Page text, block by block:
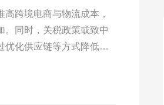
跨境电商与物流成本，
。同时，关税政策或致中
优化供应链等方式降低冲